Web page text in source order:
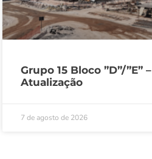
Grupo 15 Bloco ”D”/”E” –
Atualização
7 de agosto de 2026